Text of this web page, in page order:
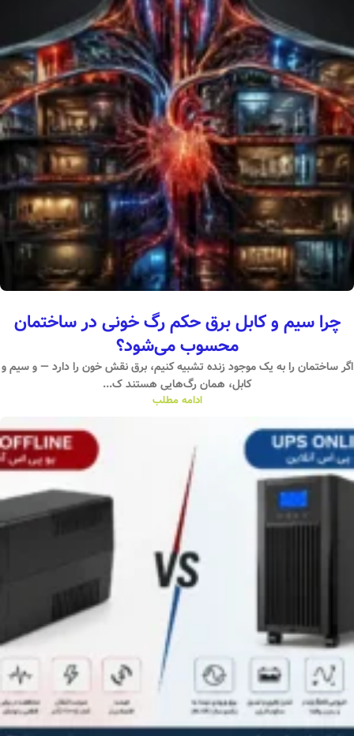
چرا سیم و کابل برق حکم رگ خونی در ساختمان
محسوب می‌شود؟
اگر ساختمان را به یک موجود زنده تشبیه کنیم، برق نقش خون را دارد — و سیم و
کابل، همان رگ‌هایی هستند ک...
ادامه مطلب